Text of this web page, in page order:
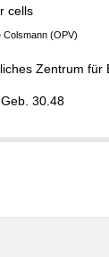
cells
Colsmann (OPV)
Zentrum für
30.48